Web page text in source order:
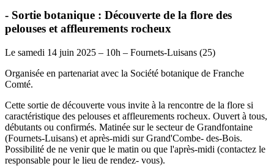
- Sortie botanique : Découverte de la flore des
pelouses et affleurements rocheux
Le samedi 14 juin 2025 – 10h – Fournets-Luisans (25)
Organisée en partenariat avec la Société botanique de Franche
Comté.
Cette sortie de découverte vous invite à la rencontre de la flore si
caractéristique des pelouses et affleurements rocheux. Ouvert à tous,
débutants ou confirmés. Matinée sur le secteur de Grandfontaine
(Fournets-Luisans) et après-midi sur Grand'Combe- des-Bois.
Possibilité de ne venir que le matin ou que l'après-midi (contactez le
responsable pour le lieu de rendez- vous).